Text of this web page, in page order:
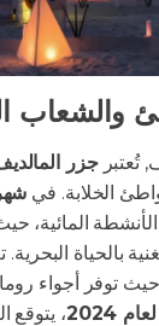
والشعاب
تُعتبرجزر
الخلابة. في
المائية، حيث
بالحياة البحرية.
توفر أجواء
2024
، يتوقع